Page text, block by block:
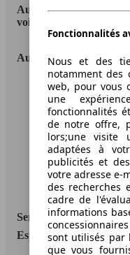
AutoScout24: la plus
voitures en Europe
AutoScout24
A propos
Conditions
Informations
Protection des
Accessibility
Service
Espace Pro
Fonctionnalités
Nous et des
notamment
web, pour vous
une
fonctionnalités
de notre offre,
lors;une visite
adaptées à
publicités et
votre adresse e-
des recherches
cadre de
informations
sont utilisés par
que vous